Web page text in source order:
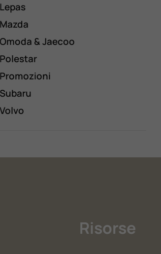
Lepas
Mazda
Omoda & Jaecoo
Polestar
Promozioni
Subaru
Volvo
Risorse